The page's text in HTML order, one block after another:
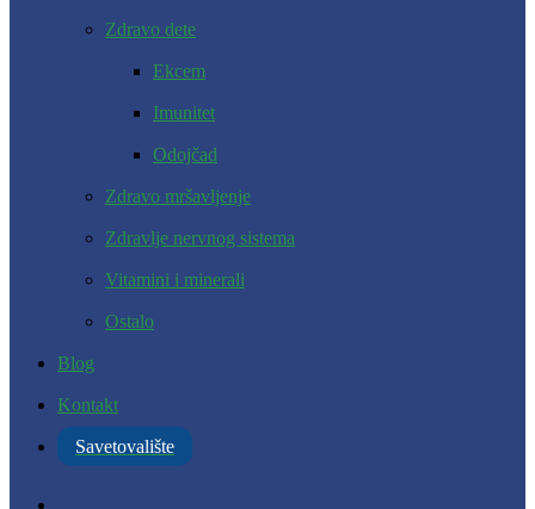
Zdravo dete
Ekcem
Imunitet
Odojčad
Zdravo mršavljenje
Zdravlje nervnog sistema
Vitamini i minerali
Ostalo
Blog
Kontakt
Savetovalište